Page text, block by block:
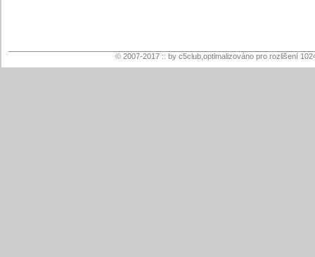
© 2007-2017 :: by c5club,optimalizováno pro rozlišení